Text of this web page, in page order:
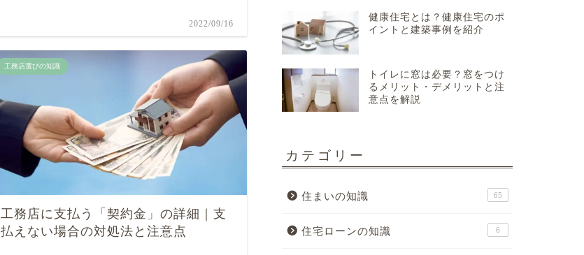
2022/09/16
工務店選びの知識
工務店に支払う「契約金」の詳細｜支
払えない場合の対処法と注意点
健康住宅とは？健康住宅のポ
イントと建築事例を紹介
トイレに窓は必要？窓をつけ
るメリット・デメリットと注
意点を解説
カテゴリー
住まいの知識 65
住宅ローンの知識 6